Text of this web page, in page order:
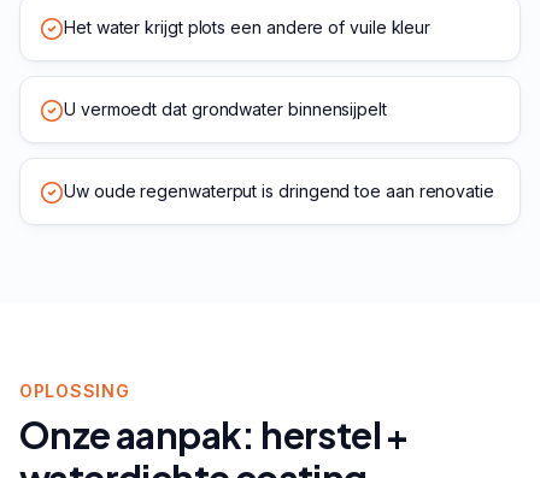
Het water krijgt plots een andere of vuile kleur
U vermoedt dat grondwater binnensijpelt
Uw oude regenwaterput is dringend toe aan renovatie
OPLOSSING
Onze aanpak: herstel +